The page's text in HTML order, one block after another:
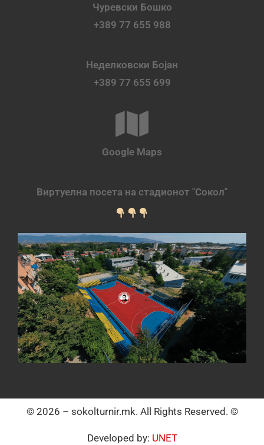
Чуревски Бошко
+389 77 655 988
Неделковски Бојан
+389 77 655 699
Google Maps
Виртуелна посета на стадионот "Сокол"
© 2026 – sokolturnir.mk. All Rights Reserved. ©
Developed by: UNET